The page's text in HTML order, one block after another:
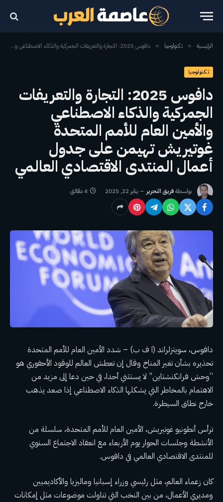
الرئيسية » تكنولوجيا » دافوس 2025: التجارة والتعريفات الجمركية والذكاء الاصطناعي والأمين العام للأمم المتحدة غوتيريش تهيمن على جدول أعمال المنتدى الاقتصادي العالمي
تكنولوجيا
دافوس 2025: التجارة والتعريفات
الجمركية والذكاء الاصطناعي
والأمين العام للأمم المتحدة
غوتيريش تهيمن على جدول
أعمال المنتدى الاقتصادي العالمي
بواسطةفريق التحرير يناير 22, 2025 4 دقائق
دافوس، سويتزلراند (ا ف ب) – شدد الأمين العام للأمم المتحدة
تحذيره بشأن تغير المناخ وقال إن تعطش العالم للوقود الأحفوري هو
“وحش فرانكنشتاين” لا يستثني أحدا، في حين دعا إلى مزيد من
الاهتمام بالمخاطر التي يشكلها الذكاء الاصطناعي إذا صعد يذهب
خارج نطاق السيطرة.
ترأس أنطونيو غوتيريش، الأمين العام للأمم المتحدة، سلسلة من
الأنشطة وجلسات الحوار يوم الأربعاء مع انعقاد الاجتماع السنوي
للمنتدى الاقتصادي العالمي في دافوس.
كان زعماء العالم، مثل رئيسي وزراء إسبانيا وماليزيا والأكاديميين
ومديري الأعمال، من بين النخب التي تناولت موضوعات مثل إمكانات